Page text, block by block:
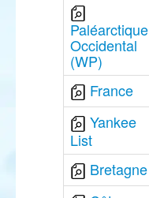
Paléarctique
Occidental
(WP)
France
Yankee
List
Bretagne